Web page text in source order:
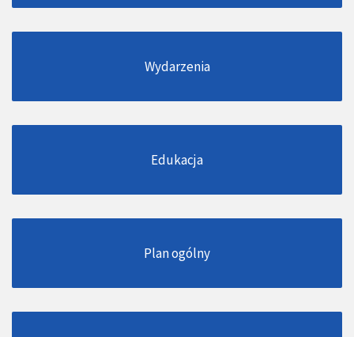
Wydarzenia
Edukacja
Plan ogólny